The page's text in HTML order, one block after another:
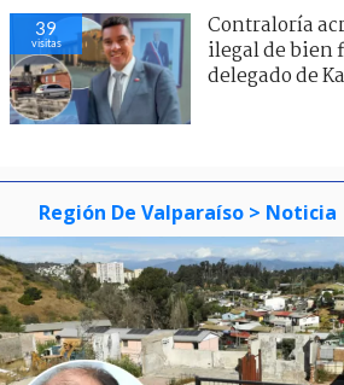
39
visitas
Contraloría
ilegal de bien
delegado de
Región De Valparaíso > Noticia